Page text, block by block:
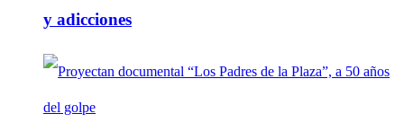
y adicciones